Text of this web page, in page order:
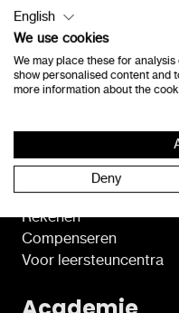
op met onze
Neem contact
Programma's
Lezen
Spelling
Rekenen
Compenseren
Voor leersteuncentra
English
We use cookies
We may place these for
show personalised content and
more information about the
Deny